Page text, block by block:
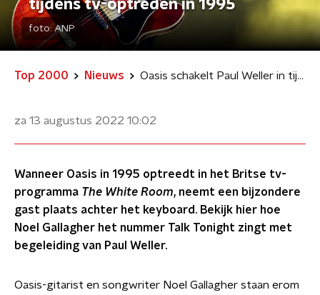
tijdens tv-optreden in 1995
foto:ANP
Top 2000 Nieuws Oasis schakelt Paul Weller in tijdens tv-optreden in 1995
za 13 augustus 2022 10:02
Wanneer Oasis in 1995 optreedt in het Britse tv-
programma The White Room, neemt een bijzondere
gast plaats achter het keyboard. Bekijk hier hoe
Noel Gallagher het nummer Talk Tonight zingt met
begeleiding van Paul Weller.
Oasis-gitarist en songwriter Noel Gallagher staan erom